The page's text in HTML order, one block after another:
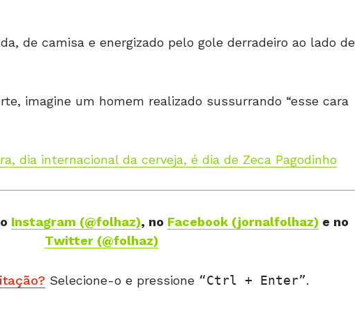
de camisa e energizado pelo gole derradeiro ao lado de
imagine um homem realizado sussurrando “esse cara
dia internacional da cerveja, é dia de Zeca Pagodinho
Instagram (@folhaz), no Facebook (jornalfolhaz) e no
Twitter (@folhaz)
Selecione-o e pressione Ctrl + Enter .